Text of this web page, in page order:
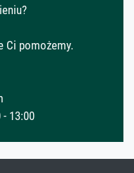
Ci pomożemy.
- 13:00